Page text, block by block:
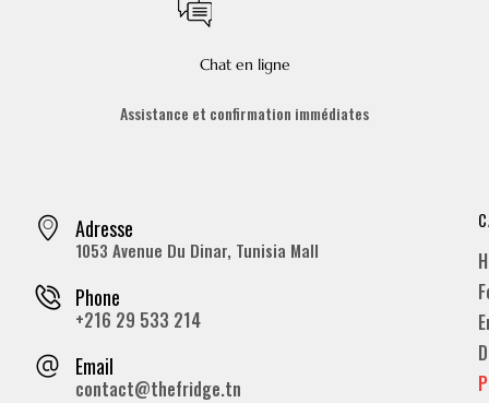
Chat en ligne
Assistance et confirmation immédiates
Adresse
1053 Avenue Du Dinar, Tunisia Mall
Phone
+216 29 533 214
Email
contact@thefridge.tn